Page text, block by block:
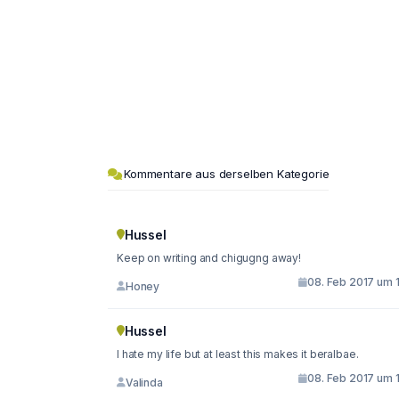
Kommentare aus derselben Kategorie
Hussel
Keep on writing and chigugng away!
Honey 08. Feb 2017 um
Hussel
I hate my life but at least this makes it beralbae.
Valinda 08. Feb 2017 um